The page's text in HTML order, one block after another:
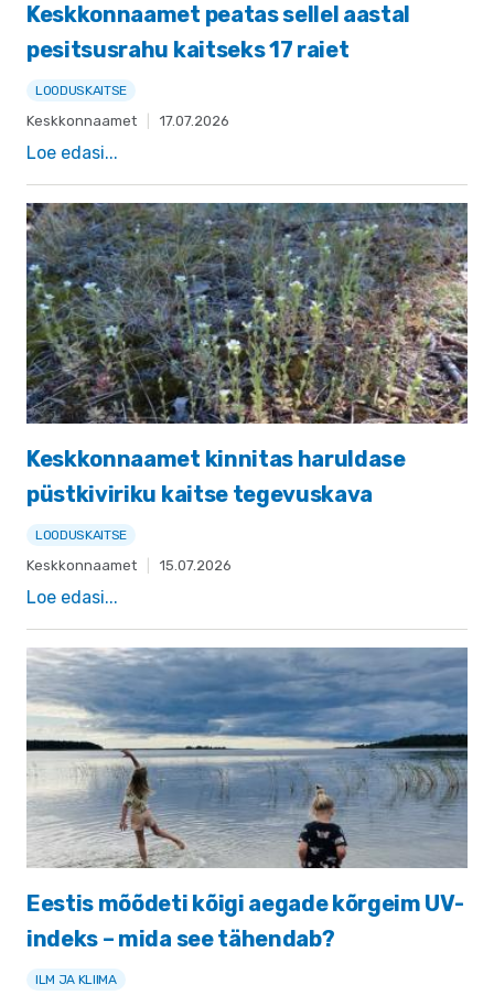
Keskkonnaamet peatas sellel aastal
pesitsusrahu kaitseks 17 raiet
LOODUSKAITSE
Keskkonnaamet 17.07.2026
Loe edasi...
Keskkonnaamet kinnitas haruldase
püstkiviriku kaitse tegevuskava
LOODUSKAITSE
Keskkonnaamet 15.07.2026
Loe edasi...
Eestis mõõdeti kõigi aegade kõrgeim UV-
indeks – mida see tähendab?
ILM JA KLIIMA